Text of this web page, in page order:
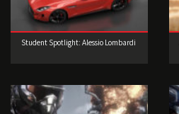
Student Spotlight: Alessio Lombardi